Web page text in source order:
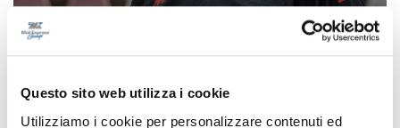
Questo sito web utilizza i cookie
Utilizziamo i cookie per personalizzare contenuti ed
Calcio Serie C - Bongelli lascia la Samb e passa